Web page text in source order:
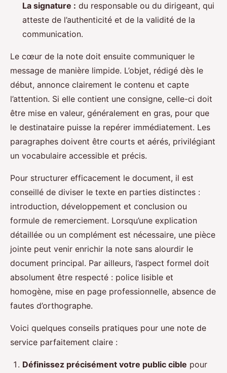
La signature : du responsable ou du dirigeant, qui
atteste de l’authenticité et de la validité de la
communication.
Le cœur de la note doit ensuite communiquer le
message de manière limpide. L’objet, rédigé dès le
début, annonce clairement le contenu et capte
l’attention. Si elle contient une consigne, celle-ci doit
être mise en valeur, généralement en gras, pour que
le destinataire puisse la repérer immédiatement. Les
paragraphes doivent être courts et aérés, privilégiant
un vocabulaire accessible et précis.
Pour structurer efficacement le document, il est
conseillé de diviser le texte en parties distinctes :
introduction, développement et conclusion ou
formule de remerciement. Lorsqu’une explication
détaillée ou un complément est nécessaire, une pièce
jointe peut venir enrichir la note sans alourdir le
document principal. Par ailleurs, l’aspect formel doit
absolument être respecté : police lisible et
homogène, mise en page professionnelle, absence de
fautes d’orthographe.
Voici quelques conseils pratiques pour une note de
service parfaitement claire :
Définissez précisément votre public cible pour